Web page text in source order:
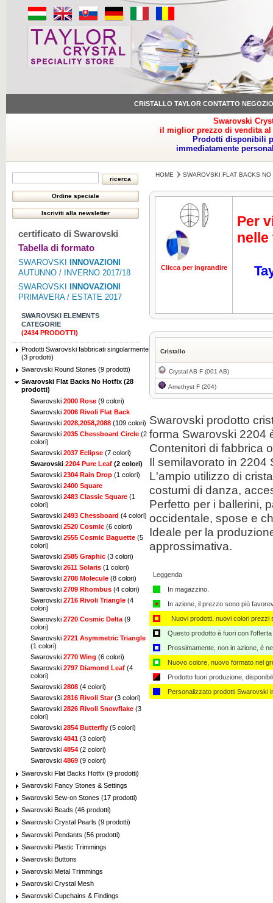
CRISTALLO TAYLOR CONTATTO NEGOZIO
Swarovski
il miglior prezzo di vendita
Prodotti disponibili
immediatamente
certificato di Swarovski
Tabella di formato
SWAROVSKI
INNOVAZIONI
AUTUNNO / INVERNO 2017/18
SWAROVSKI
INNOVAZIONI
PRIMAVERA / ESTATE 2017
SWAROVSKI ELEMENTS
CATEGORIE
(2434 PRODOTTI)
Prodotti Swarovski fabbricati singolarmente
(3 prodotti)
Swarovski Round Stones (9 prodotti)
Swarovski Flat Backs No Hotfix (28
prodotti)
Swarovski 2000 Rose (9 colori)
Swarovski 2006 Rivoli Flat Back
Swarovski 2028,2058,2088 (109 colori)
Swarovski 2035 Chessboard Circle (2
colori)
Swarovski 2037 Eclipse (7 colori)
Swarovski 2204 Pure Leaf (2 colori)
Swarovski 2304 Rain Drop (1 colori)
Swarovski 2400 Square
Swarovski 2483 Classic Square (1
colori)
Swarovski 2493 Chessboard (4 colori)
Swarovski 2520 Cosmic (6 colori)
Swarovski 2555 Cosmic Baguette (5
colori)
Swarovski 2585 Graphic (3 colori)
Swarovski 2611 Solaris (1 colori)
Swarovski 2708 Molecule (8 colori)
Swarovski 2709 Rhombus (4 colori)
Swarovski 2716 Rivoli Triangle (4
colori)
Swarovski 2720 Cosmic Delta (9
colori)
Swarovski 2721 Asymmetric Triangle
(1 colori)
Swarovski 2770 Wing (6 colori)
Swarovski 2797 Diamond Leaf (4
colori)
Swarovski 2808 (4 colori)
Swarovski 2816 Rivoli Star(3 colori)
Swarovski 2826 Rivoli Snowflake (3
colori)
Swarovski 2854 Butterfly (5 colori)
Swarovski 4841 (3 colori)
Swarovski 4854 (2 colori)
Swarovski 4869 (9 colori)
Swarovski Flat Backs Hotfix (9 prodotti)
Swarovski Fancy Stones & Settings
Swarovski Sew-on Stones (17 prodotti)
Swarovski Beads (46 prodotti)
Swarovski Crystal Pearls (9 prodotti)
Swarovski Pendants (56 prodotti)
Swarovski Plastic Trimmings
Swarovski Buttons
Swarovski Metal Trimmings
Swarovski Crystal Mesh
Swarovski Cupchains & Findings
HOME SWAROVSKI FLAT BACKS NO
Clicca per ingrandire Clicca per
Per
nelle
Cristallo
Crystal AB F (001 AB)
Amethyst F (204)
Swarovski prodotto
forma Swarovski 2204
Contenitori di fabbrica
Il semilavorato in 2204
L'ampio utilizzo di
costumi di danza,
Perfetto per i ballerini,
occidentale, spose e
Ideale per la
approssimativa.
Leggenda
In magazzino.
In azione, il prezzo sono più
Nuovi prodotti, nuovi colori prezzi
Questo prodotto è fuori con
Prossimamente, non in azione, è
Nuovo colore, nuovo formato nel
Prodotto fuori produzione,
Personalizzato ​​prodotti Swarovski